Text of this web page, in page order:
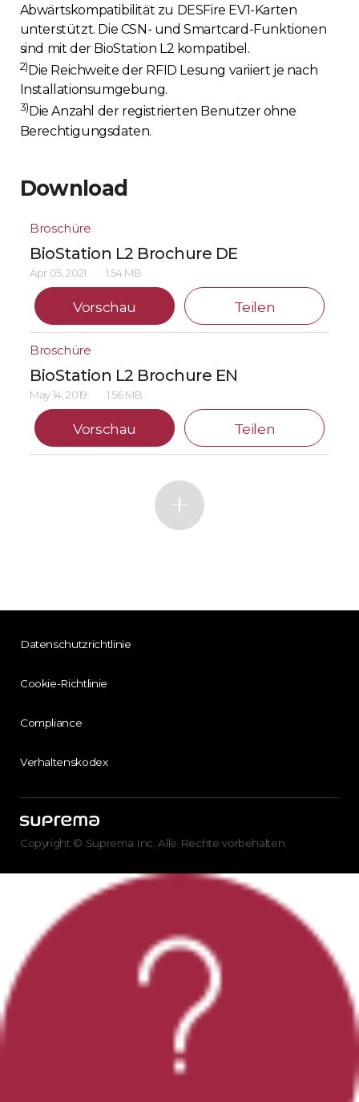
Abwärtskompatibilität zu DESFire EV1-Karten
unterstützt. Die CSN- und Smartcard-Funktionen
sind mit der BioStation L2 kompatibel.
2) Die Reichweite der RFID Lesung variiert je nach
Installationsumgebung.
3) Die Anzahl der registrierten Benutzer ohne
Berechtigungsdaten.
Download
Broschüre
BioStation L2 Brochure DE
Apr 05, 2021 1.54 MB
Vorschau Teilen
Broschüre
BioStation L2 Brochure EN
May 14, 2019 1.56 MB
Vorschau Teilen
Datenschutzrichtlinie
Cookie-Richtlinie
Compliance
Verhaltenskodex
Copyright © Suprema Inc. Alle Rechte vorbehalten.